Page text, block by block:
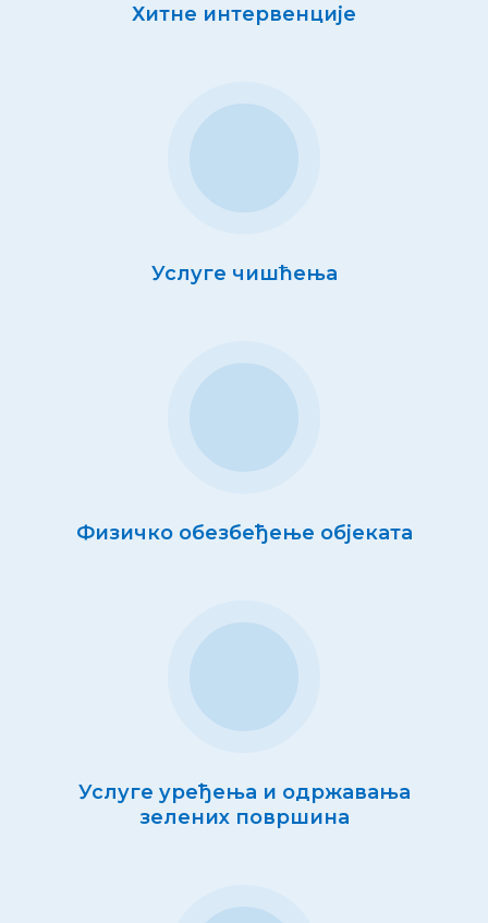
Хитне интервенције
Услуге чишћења
Физичко обезбеђење објеката
Услуге уређења и одржавања
зелених површина